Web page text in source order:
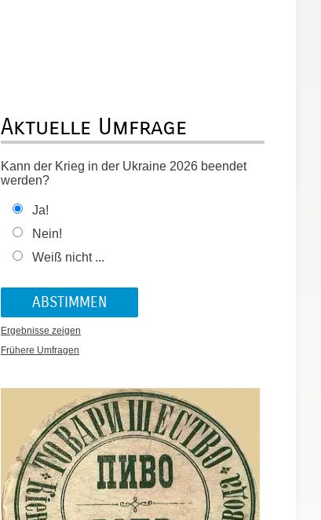
Aktuelle Umfrage
Kann der Krieg in der Ukraine 2026 beendet
werden?
Ja!
Nein!
Weiß nicht ...
Ergebnisse zeigen
Frühere Umfragen